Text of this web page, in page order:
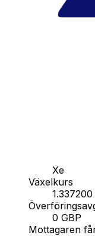
Xe
Växelkurs
1.337200
0 GBP
Mottagaren